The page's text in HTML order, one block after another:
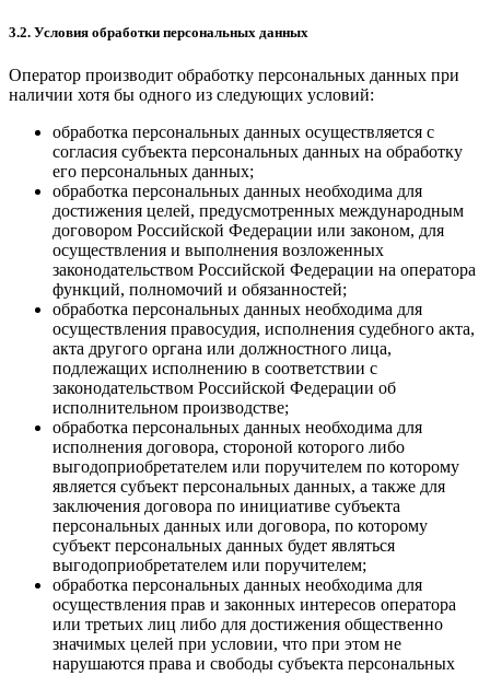
3.2. Условия обработки персональных данных
Оператор производит обработку персональных данных при
наличии хотя бы одного из следующих условий:
обработка персональных данных осуществляется с
согласия субъекта персональных данных на обработку
его персональных данных;
обработка персональных данных необходима для
достижения целей, предусмотренных международным
договором Российской Федерации или законом, для
осуществления и выполнения возложенных
законодательством Российской Федерации на оператора
функций, полномочий и обязанностей;
обработка персональных данных необходима для
осуществления правосудия, исполнения судебного акта,
акта другого органа или должностного лица,
подлежащих исполнению в соответствии с
законодательством Российской Федерации об
исполнительном производстве;
обработка персональных данных необходима для
исполнения договора, стороной которого либо
выгодоприобретателем или поручителем по которому
является субъект персональных данных, а также для
заключения договора по инициативе субъекта
персональных данных или договора, по которому
субъект персональных данных будет являться
выгодоприобретателем или поручителем;
обработка персональных данных необходима для
осуществления прав и законных интересов оператора
или третьих лиц либо для достижения общественно
значимых целей при условии, что при этом не
нарушаются права и свободы субъекта персональных